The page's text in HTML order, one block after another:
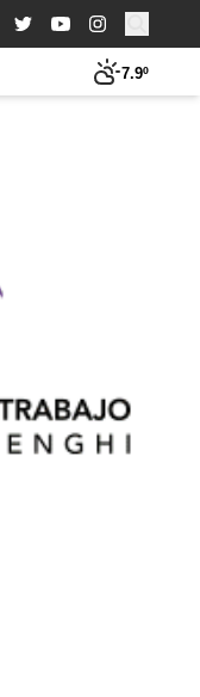
Buscar:
7.9º